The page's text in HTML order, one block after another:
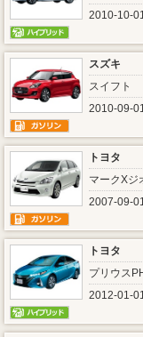
2010-10-
スズキ
スイフト
2010-09-
トヨタ
マークXジ
2007-09-
トヨタ
プリウス
2012-01-